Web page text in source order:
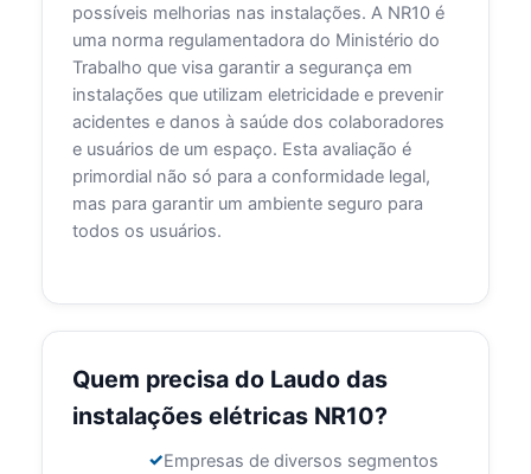
possíveis melhorias nas instalações. A NR10 é
uma norma regulamentadora do Ministério do
Trabalho que visa garantir a segurança em
instalações que utilizam eletricidade e prevenir
acidentes e danos à saúde dos colaboradores
e usuários de um espaço. Esta avaliação é
primordial não só para a conformidade legal,
mas para garantir um ambiente seguro para
todos os usuários.
Quem precisa do Laudo das
instalações elétricas NR10?
Empresas de diversos segmentos